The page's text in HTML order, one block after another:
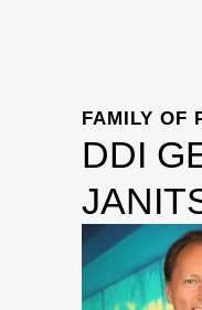
FAMILY OF
DDI